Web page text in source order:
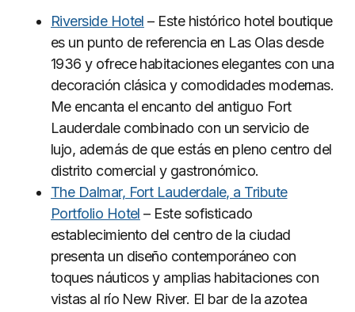
Riverside Hotel – Este histórico hotel boutique
es un punto de referencia en Las Olas desde
1936 y ofrece habitaciones elegantes con una
decoración clásica y comodidades modernas.
Me encanta el encanto del antiguo Fort
Lauderdale combinado con un servicio de
lujo, además de que estás en pleno centro del
distrito comercial y gastronómico.
The Dalmar, Fort Lauderdale, a Tribute
Portfolio Hotel – Este sofisticado
establecimiento del centro de la ciudad
presenta un diseño contemporáneo con
toques náuticos y amplias habitaciones con
vistas al río New River. El bar de la azotea